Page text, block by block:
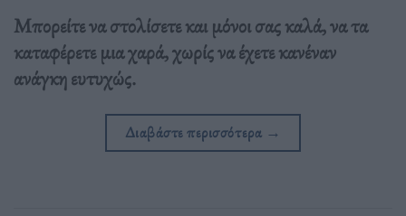
Μπορείτε να στολίσετε και μόνοι σας καλά, να τα
καταφέρετε μια χαρά, χωρίς να έχετε κανέναν
ανάγκη ευτυχώς.
Διαβάστε περισσότερα →